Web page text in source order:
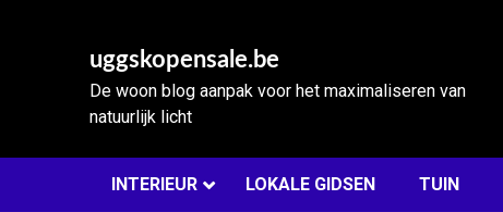
uggskopensale.be
De woon blog aanpak voor het maximaliseren van
natuurlijk licht
INTERIEUR LOKALE GIDSEN TUIN